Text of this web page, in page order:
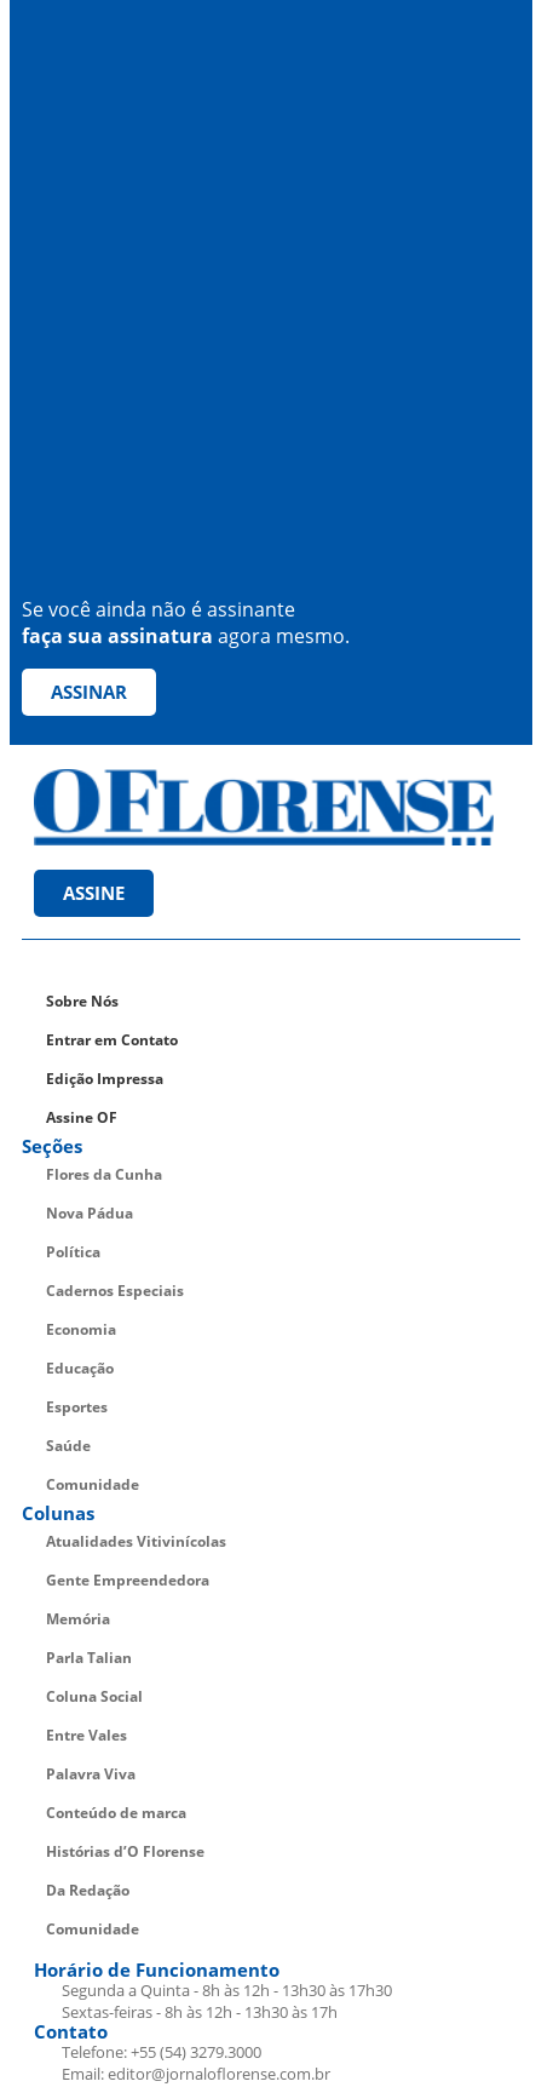
Se você ainda não é assinante
faça sua assinatura agora mesmo.
ASSINAR
ASSINE
Sobre Nós
Entrar em Contato
Edição Impressa
Assine OF
Seções
Flores da Cunha
Nova Pádua
Política
Cadernos Especiais
Economia
Educação
Esportes
Saúde
Comunidade
Colunas
Atualidades Vitivinícolas
Gente Empreendedora
Memória
Parla Talian
Coluna Social
Entre Vales
Palavra Viva
Conteúdo de marca
Histórias d’O Florense
Da Redação
Comunidade
Horário de Funcionamento
Segunda a Quinta - 8h às 12h - 13h30 às 17h30
Sextas-feiras - 8h às 12h - 13h30 às 17h
Contato
Telefone: +55 (54) 3279.3000
Email: editor@jornaloflorense.com.br